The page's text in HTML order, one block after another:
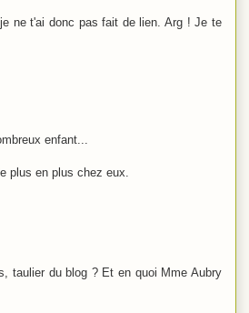
ne t'ai donc pas fait de lien. Arg ! Je te
enfant...
plus en plus chez eux.
taulier du blog ? Et en quoi Mme Aubry